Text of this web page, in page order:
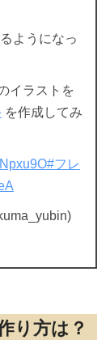
ようになっ
イラストを
を作成してみ
#フレ
り方は？